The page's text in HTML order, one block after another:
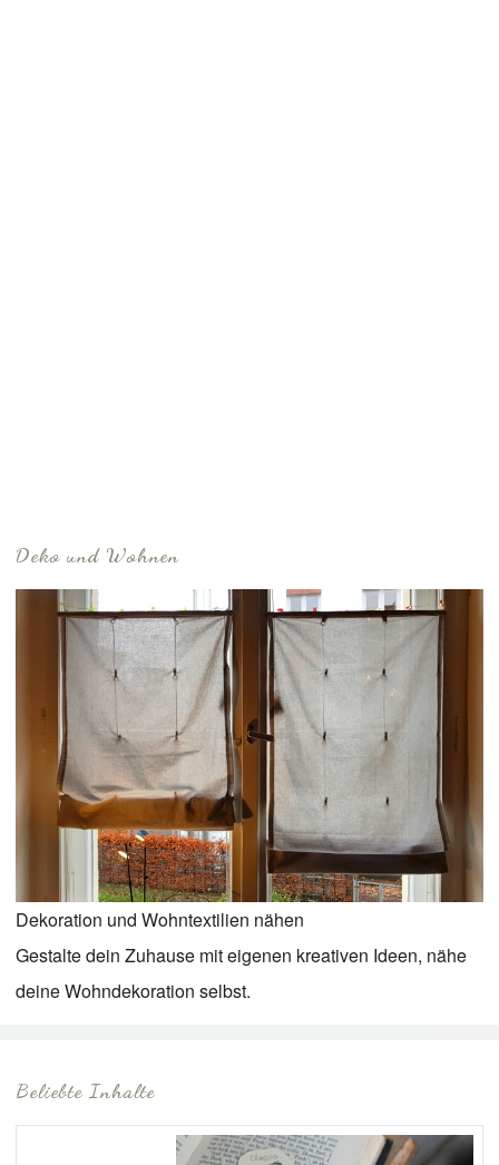
Beliebte Inhalte
Deko und Wohnen
Dekoration und Wohntextilien nähen
Gestalte dein Zuhause mit eigenen kreativen Ideen, nähe
deine Wohndekoration selbst.